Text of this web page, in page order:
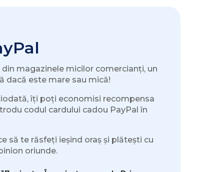
magazinele micilor comercianți, un
dacă este mare sau mică!
îți poți economisi recompensa
codul cardului cadou PayPal în
să te răsfeți ieșind oraș și plătești cu
oriunde.